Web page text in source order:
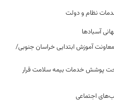
نظام و دولت
آسبادها
معاونت آموزش ابتدایی خراسان جنوبی/
تحت پوشش خدمات بیمه سلامت قرار
اجتماعی